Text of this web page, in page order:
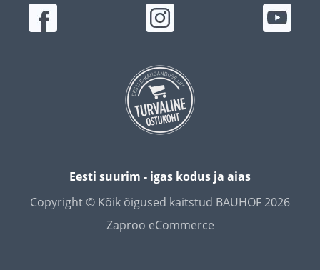
Eesti suurim - igas kodus ja aias
Copyright © Kõik õigused kaitstud BAUHOF 2026
Zaproo eCommerce